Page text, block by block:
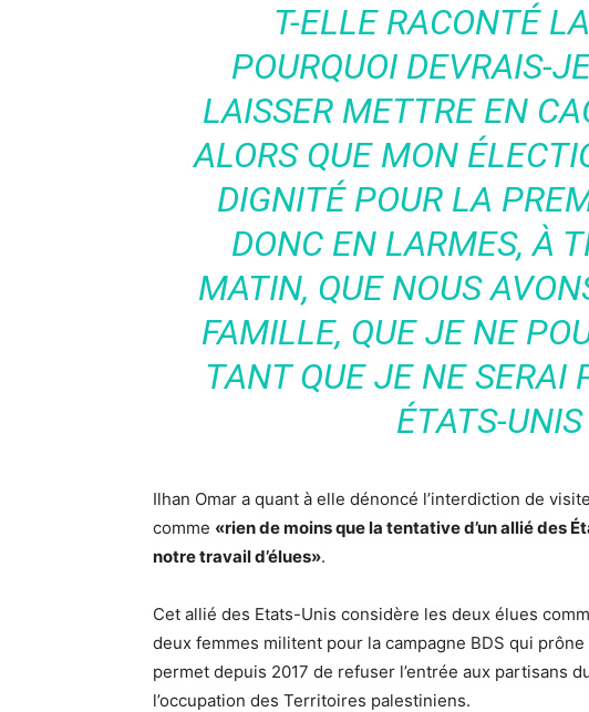
T-ELLE RACONTÉ
POURQUOI DEVRAIS-
LAISSER METTRE EN
ALORS QUE MON
DIGNITÉ POUR LA
DONC EN LARMES, À
MATIN, QUE NOUS
FAMILLE, QUE JE NE
TANT QUE JE NE SERAI
ÉTATS-
Ilhan Omar a quant à elle dénoncé l’interdiction de
comme «rien de moins que la tentative d’un allié des
notre travail d’élues».
Cet allié des Etats-Unis considère les deux élues
deux femmes militent pour la campagne BDS qui
permet depuis 2017 de refuser l’entrée aux partisans
l’occupation des Territoires palestiniens.